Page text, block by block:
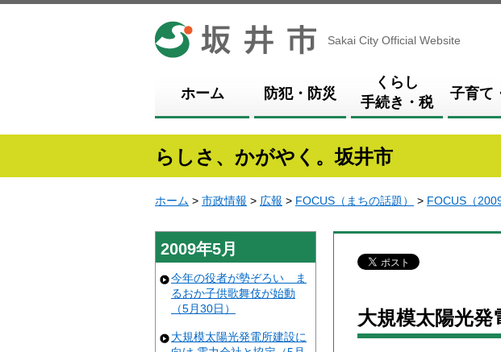
坂井市
Sakai City Official Website
ホーム 防犯・防災
くらし
手続き・税
子育て
らしさ、かがやく。坂井市
ホーム > 市政情報 > 広報 > FOCUS（まちの話題） > FOCUS（2009
2009年5月
今年の役者が勢ぞろい ま
るおか子供歌舞伎が始動
（5月30日）
大規模太陽光発電所建設に
大規模太陽光発